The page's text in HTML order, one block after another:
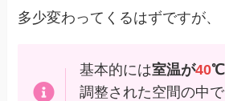
多少変わってくるはずですが、
基本的には室温が40℃
調整された空間の中